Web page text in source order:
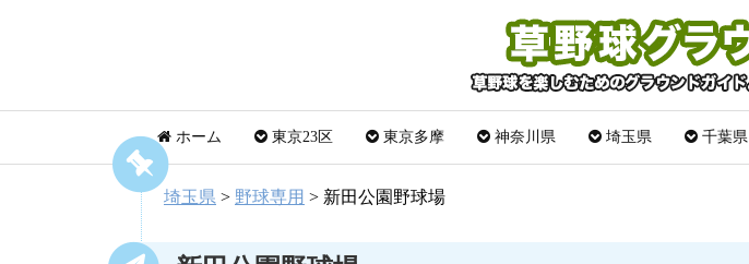
ホーム 東京23区 東京多摩 神奈川県 埼玉県 千葉県
埼玉県 > 野球専用 > 新田公園野球場